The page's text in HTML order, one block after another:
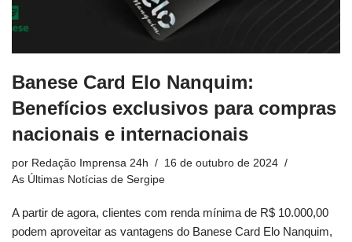
Banese Card Elo Nanquim:
Benefícios exclusivos para compras
nacionais e internacionais
por Redação Imprensa 24h
16 de outubro de 2024
As Últimas Notícias de Sergipe
A partir de agora, clientes com renda mínima de R$ 10.000,00
podem aproveitar as vantagens do Banese Card Elo Nanquim,